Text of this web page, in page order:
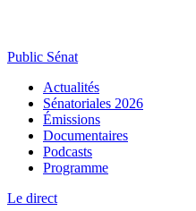
Public Sénat
Actualités
Sénatoriales 2026
Émissions
Documentaires
Podcasts
Programme
Le direct